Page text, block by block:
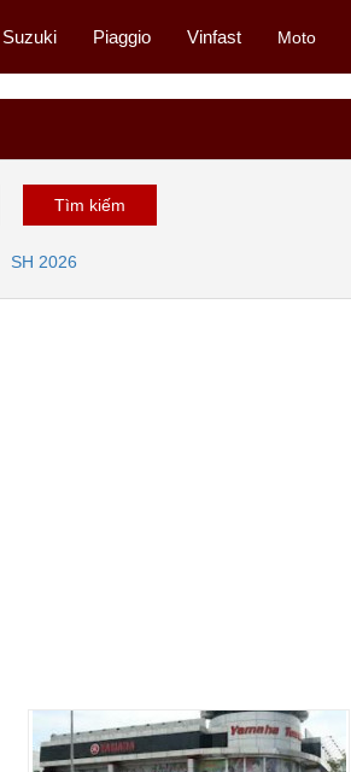
Suzuki Piaggio Vinfast Moto
SH 2026